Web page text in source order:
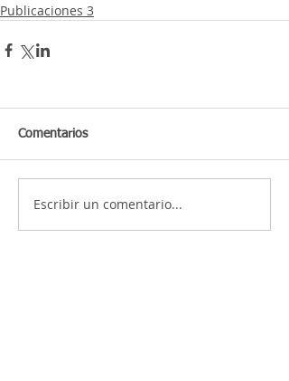
Publicaciones 3
Comentarios
Escribir un comentario...